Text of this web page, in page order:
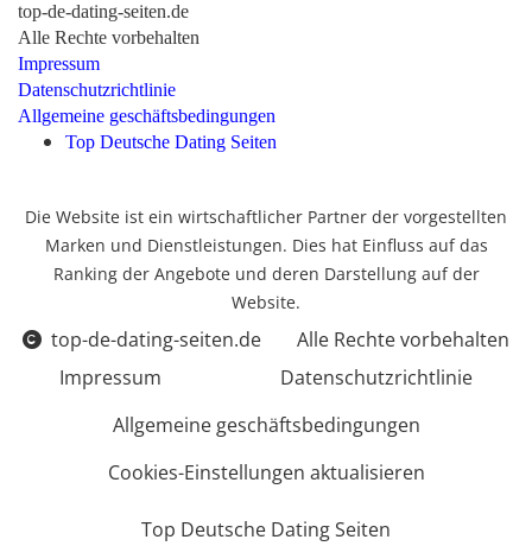
top-de-dating-seiten.de
Alle Rechte vorbehalten
Impressum
Datenschutzrichtlinie
Allgemeine geschäftsbedingungen
Top Deutsche Dating Seiten
Die Website ist ein wirtschaftlicher Partner der vorgestellten
Marken und Dienstleistungen. Dies hat Einfluss auf das
Ranking der Angebote und deren Darstellung auf der
Website.
top-de-dating-seiten.de
Alle Rechte vorbehalten
Impressum
Datenschutzrichtlinie
Allgemeine geschäftsbedingungen
Cookies-Einstellungen aktualisieren
Top Deutsche Dating Seiten